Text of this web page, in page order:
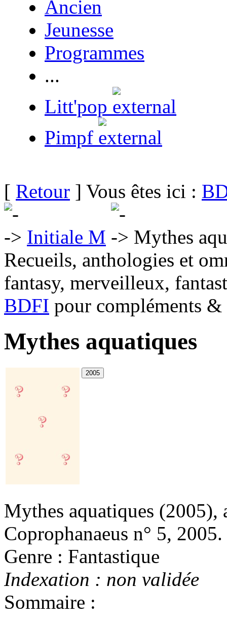
Ancien
Jeunesse
Programmes
...
Litt'pop
Pimpf
[ Retour ] Vous êtes ici :
Initiale M
Mythes
Recueils, anthologies et
fantasy, merveilleux,
BDFI pour compléments
Mythes aquatiques
Mythes aquatiques (2005),
Coprophanaeus n° 5, 2005.
Genre : Fantastique
Indexation : non validée
Sommaire :